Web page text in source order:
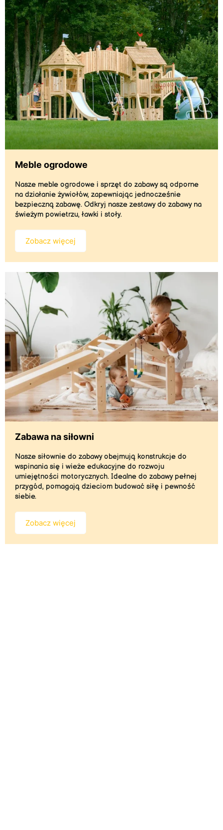
Meble ogrodowe
Nasze meble ogrodowe i sprzęt do zabawy są odporne
na działanie żywiołów, zapewniając jednocześnie
bezpieczną zabawę. Odkryj nasze zestawy do zabawy na
świeżym powietrzu, ławki i stoły.
Zobacz więcej
Zabawa na siłowni
Nasze siłownie do zabawy obejmują konstrukcje do
wspinania się i wieże edukacyjne do rozwoju
umiejętności motorycznych. Idealne do zabawy pełnej
przygód, pomagają dzieciom budować siłę i pewność
siebie.
Zobacz więcej